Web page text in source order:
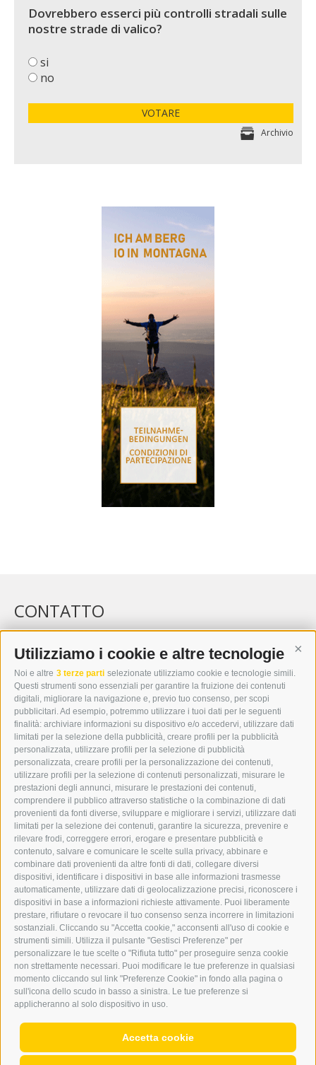
Utilizziamo i cookie e altre tecnologie
Noi e altre 3 terze parti selezionate utilizziamo cookie e tecnologie simili.
Questi strumenti sono essenziali per garantire la fruizione dei contenuti
digitali, migliorare la navigazione e, previo tuo consenso, per scopi
pubblicitari. Ad esempio, potremmo utilizzare i tuoi dati per le seguenti
finalità: archiviare informazioni su dispositivo e/o accedervi, utilizzare dati
limitati per la selezione della pubblicità, creare profili per la pubblicità
personalizzata, utilizzare profili per la selezione di pubblicità
personalizzata, creare profili per la personalizzazione dei contenuti,
utilizzare profili per la selezione di contenuti personalizzati, misurare le
prestazioni degli annunci, misurare le prestazioni dei contenuti,
comprendere il pubblico attraverso statistiche o la combinazione di dati
provenienti da fonti diverse, sviluppare e migliorare i servizi, utilizzare dati
limitati per la selezione dei contenuti, garantire la sicurezza, prevenire e
rilevare frodi, correggere errori, erogare e presentare pubblicità e
contenuto, salvare e comunicare le scelte sulla privacy, abbinare e
combinare dati provenienti da altre fonti di dati, collegare diversi
dispositivi, identificare i dispositivi in base alle informazioni trasmesse
automaticamente, utilizzare dati di geolocalizzazione precisi, riconoscere i
dispositivi in base a informazioni richieste attivamente. Puoi liberamente
prestare, rifiutare o revocare il tuo consenso senza incorrere in limitazioni
sostanziali. Cliccando su "Accetta cookie," acconsenti all'uso di cookie e
strumenti simili. Utilizza il pulsante "Gestisci Preferenze" per
personalizzare le tue scelte o "Rifiuta tutto" per proseguire senza cookie
non strettamente necessari. Puoi modificare le tue preferenze in qualsiasi
momento cliccando sul link "Preferenze Cookie" in fondo alla pagina o
sull'icona dello scudo in basso a sinistra. Le tue preferenze si
applicheranno al solo dispositivo in uso.
Accetta cookie
Dovrebbero esserci più controlli stradali sulle
nostre strade di valico?
si
no
VOTARE
Archivio
CONTATTO
WIPP-MEDIA GMBH
DER ERKER
I-39049 VIPITENO
TEL.: +39 0472 766876
GRAFIK@DERERKER.IT
INFO@DERERKER.IT
BARBARA.FONTANA@DERERKER.IT
ERKER
PUBBLICITÀ NELL’ERKER
PUBBLICITÀ ONLINE
ADDEBITO DIRETTO SEPA
REGOLAMENTO COMMENTI
ONLINE VOTING
SERVICE
EVENTI
ANNUNCI
LINK UTILI
METEO
WEBCAM
VIDEO
NECROLOGI